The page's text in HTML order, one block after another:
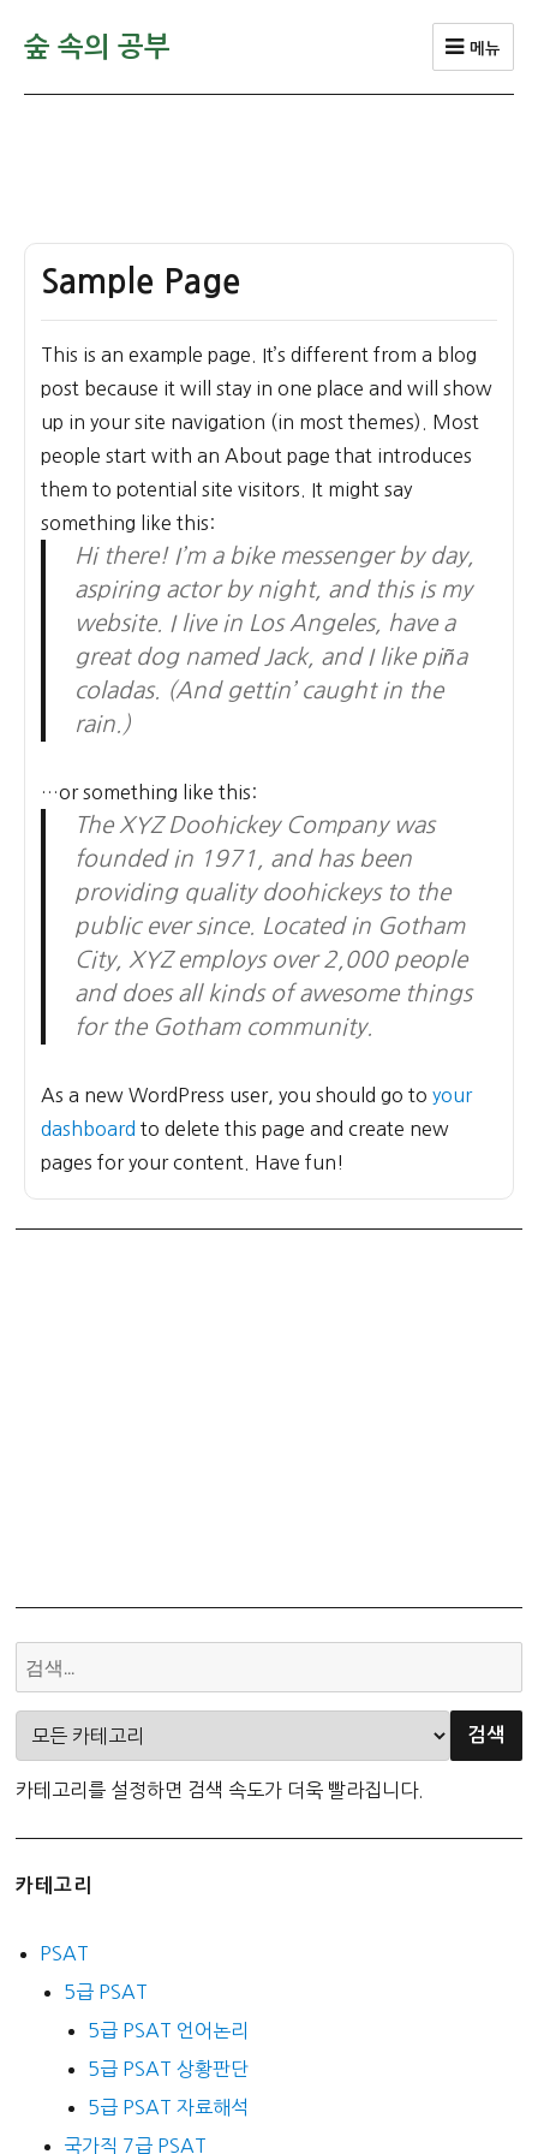
숲 속의 공부 메뉴
Sample Page
This is an example page. It’s different from a blog
post because it will stay in one place and will show
up in your site navigation (in most themes). Most
people start with an About page that introduces
them to potential site visitors. It might say
something like this:
Hi there! I’m a bike messenger by day,
aspiring actor by night, and this is my
website. I live in Los Angeles, have a
great dog named Jack, and I like piña
coladas. (And gettin’ caught in the
rain.)
…or something like this:
The XYZ Doohickey Company was
founded in 1971, and has been
providing quality doohickeys to the
public ever since. Located in Gotham
City, XYZ employs over 2,000 people
and does all kinds of awesome things
for the Gotham community.
As a new WordPress user, you should go to your
dashboard to delete this page and create new
pages for your content. Have fun!
카테고리를 설정하면 검색 속도가 더욱 빨라집니다.
카테고리
PSAT
5급 PSAT
5급 PSAT 언어논리
5급 PSAT 상황판단
5급 PSAT 자료해석
국가직 7급 PSAT